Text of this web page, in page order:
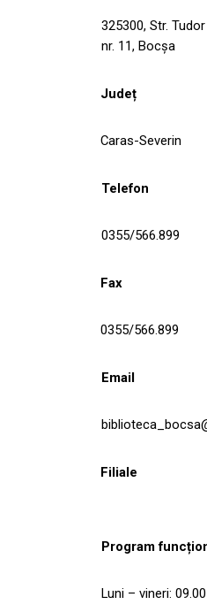
325300, Str.
nr. 11, Bocşa
Județ
Caras-Severin
Telefon
0355/566.899
Fax
0355/566.899
Email
Filiale
Program
Luni – vineri: